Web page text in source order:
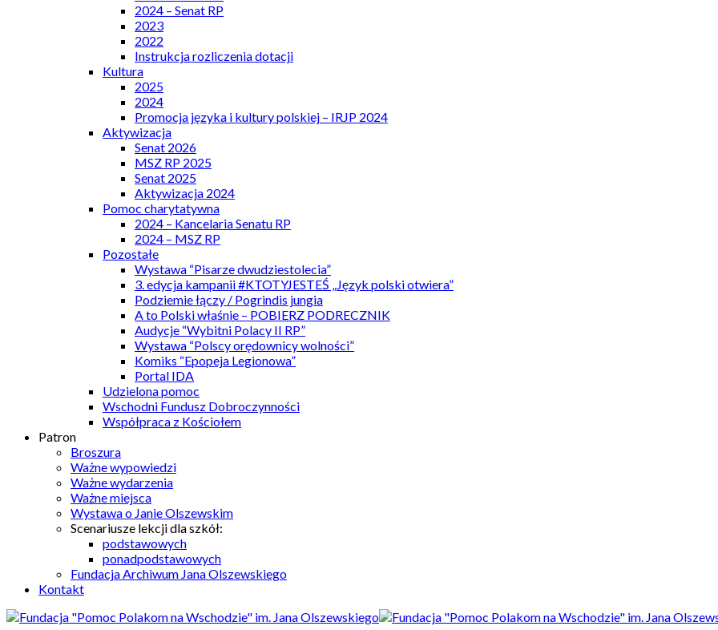
2024 – Senat RP
2023
2022
Instrukcja rozliczenia dotacji
Kultura
2025
2024
Promocja języka i kultury polskiej – IRJP 2024
Aktywizacja
Senat 2026
MSZ RP 2025
Senat 2025
Aktywizacja 2024
Pomoc charytatywna
2024 – Kancelaria Senatu RP
2024 – MSZ RP
Pozostałe
Wystawa “Pisarze dwudziestolecia”
3. edycja kampanii #KTOTYJESTEŚ „Język polski otwiera”
Podziemie łączy / Pogrindis jungia
A to Polski właśnie – POBIERZ PODRECZNIK
Audycje “Wybitni Polacy II RP”
Wystawa “Polscy orędownicy wolności”
Komiks “Epopeja Legionowa”
Portal IDA
Udzielona pomoc
Wschodni Fundusz Dobroczynności
Współpraca z Kościołem
Patron
Broszura
Ważne wypowiedzi
Ważne wydarzenia
Ważne miejsca
Wystawa o Janie Olszewskim
Scenariusze lekcji dla szkół:
podstawowych
ponadpodstawowych
Fundacja Archiwum Jana Olszewskiego
Kontakt